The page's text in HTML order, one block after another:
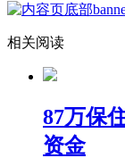
相关阅读
87万保
资金